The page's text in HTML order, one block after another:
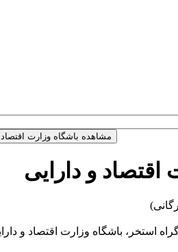
اقتصاد و دارایی
استخر، باشگاه وزارت اقتصاد و